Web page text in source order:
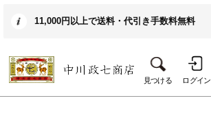
11,000円以上で送料・代引き手数料無料
見つける ログイン